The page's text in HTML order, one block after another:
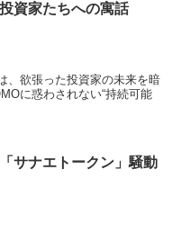
資家たちへの寓話
、欲張った投資家の未来を暗
に惑わされない“持続可能
サナエトークン」騒動